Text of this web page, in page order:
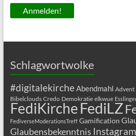
Schlagwortwolke
#digitalekircheAbendmahl Advent
Bibelclouds Credo Demokratie elkwue
FediKircheFediLZ
FediverseModerationsTreff Gamification
Glaubensbekenntnis Instagram